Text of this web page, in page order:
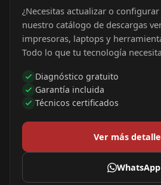
¿Necesitas actualizar o
nuestro catálogo de descargas
impresoras, laptops y
Todo lo que tu tecnología
Diagnóstico gratuito
Garantía incluida
Técnicos certificados
Ver más
WhatsApp